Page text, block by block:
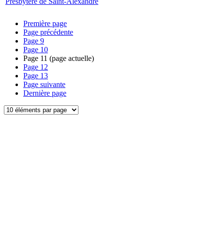
Première page
Page précédente
Page 9
Page 10
Page 11 (page actuelle)
Page 12
Page 13
Page suivante
Dernière page